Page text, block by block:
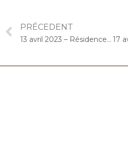
PRÉCEDENT
13 avril 2023 – Résidence Autonomie Méliès (Orly) : Concert « Choco-Cello Solo »